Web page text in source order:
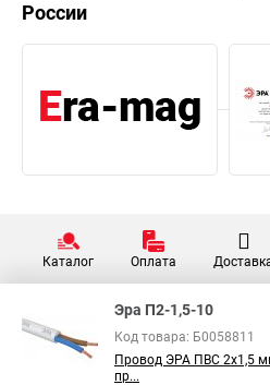
России
Каталог Оплата
Эра П2-1,5-10
Код товара: Б0058811
Провод ЭРА ПВС 2х1,5
пр...